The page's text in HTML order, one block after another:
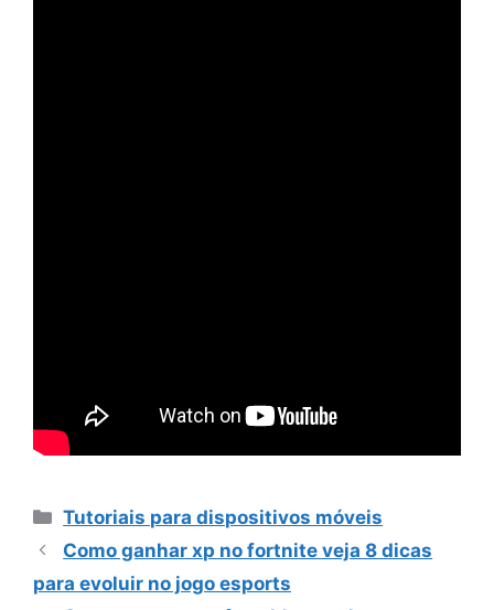
Categorias
Tutoriais para dispositivos móveis
Como ganhar xp no fortnite veja 8 dicas
para evoluir no jogo esports